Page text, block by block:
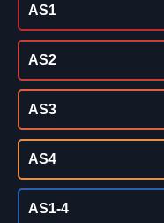
AS1
AS2
AS3
AS4
AS1-4